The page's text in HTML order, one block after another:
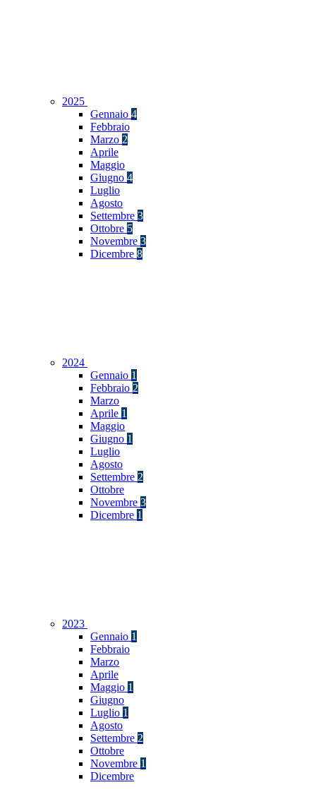
2025
Gennaio 4
Febbraio
Marzo 2
Aprile
Maggio
Giugno 4
Luglio
Agosto
Settembre 3
Ottobre 5
Novembre 3
Dicembre 8
2024
Gennaio 1
Febbraio 2
Marzo
Aprile 1
Maggio
Giugno 1
Luglio
Agosto
Settembre 2
Ottobre
Novembre 3
Dicembre 1
2023
Gennaio 1
Febbraio
Marzo
Aprile
Maggio 1
Giugno
Luglio 1
Agosto
Settembre 2
Ottobre
Novembre 1
Dicembre